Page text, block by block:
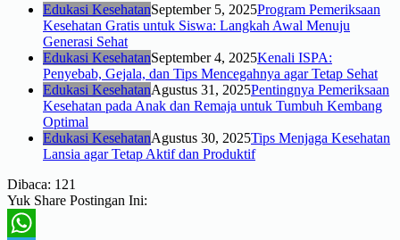
Edukasi KesehatanSeptember 5, 2025Program Pemeriksaan
Kesehatan Gratis untuk Siswa: Langkah Awal Menuju
Generasi Sehat
Edukasi KesehatanSeptember 4, 2025Kenali ISPA:
Penyebab, Gejala, dan Tips Mencegahnya agar Tetap Sehat
Edukasi KesehatanAgustus 31, 2025Pentingnya Pemeriksaan
Kesehatan pada Anak dan Remaja untuk Tumbuh Kembang
Optimal
Edukasi KesehatanAgustus 30, 2025Tips Menjaga Kesehatan
Lansia agar Tetap Aktif dan Produktif
Dibaca: 121
Yuk Share Postingan Ini: